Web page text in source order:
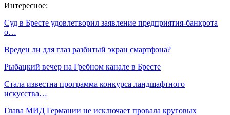
Интересное:
Суд в Бресте удовлетворил заявление предприятия-банкрота
о…
Вреден ли для глаз разбитый экран смартфона?
Рыбацкий вечер на Гребном канале в Бресте
Стала известна программа конкурса ландшафтного
искусства…
Глава МИД Германии не исключает провала круговых